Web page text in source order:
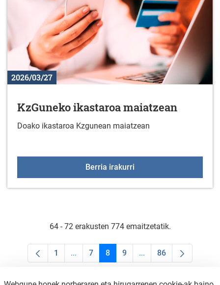
2026/03/27
KzGuneko ikastaroa maiatzean
Doako ikastaroa Kzgunean maiatzean
Berria irakurri
64 - 72 erakusten 774 emaitzetatik.
Orrialdea
1 ...Intermediate Pages Use TAB to navigate.
Orrialdea
7 Orrialdea
8 Orrialdea
9 ...Intermediate Pages
Orrialdea
86